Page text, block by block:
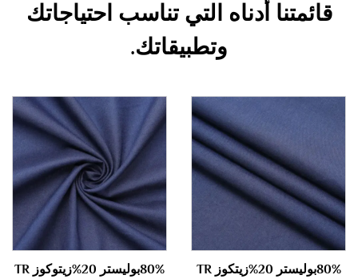
قائمتنا أدناه التي تناسب احتياجاتك
وتطبيقاتك.
80%بوليستر 20%زيتكوز TR
80%بوليستر 20%زيتوكوز TR